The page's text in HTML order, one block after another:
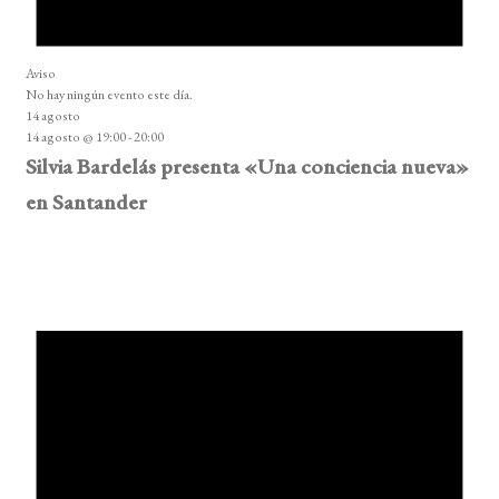
Aviso
No hay ningún evento este día.
14 agosto
14 agosto @ 19:00-20:00
Silvia Bardelás presenta «Una conciencia nueva»
en Santander